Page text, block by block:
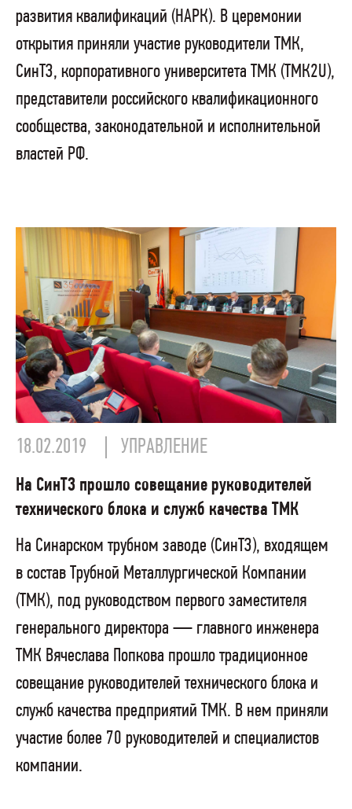
развития квалификаций (НАРК). В церемонии
открытия приняли участие руководители ТМК,
СинТЗ, корпоративного университета ТМК (ТМК2U),
представители российского квалификационного
сообщества, законодательной и исполнительной
властей РФ.
18.02.2019 УПРАВЛЕНИЕ
На СинТЗ прошло совещание руководителей
технического блока и служб качества ТМК
На Синарском трубном заводе (СинТЗ), входящем
в состав Трубной Металлургической Компании
(ТМК), под руководством первого заместителя
генерального директора — главного инженера
ТМК Вячеслава Попкова прошло традиционное
совещание руководителей технического блока и
служб качества предприятий ТМК. В нем приняли
участие более 70 руководителей и специалистов
компании.